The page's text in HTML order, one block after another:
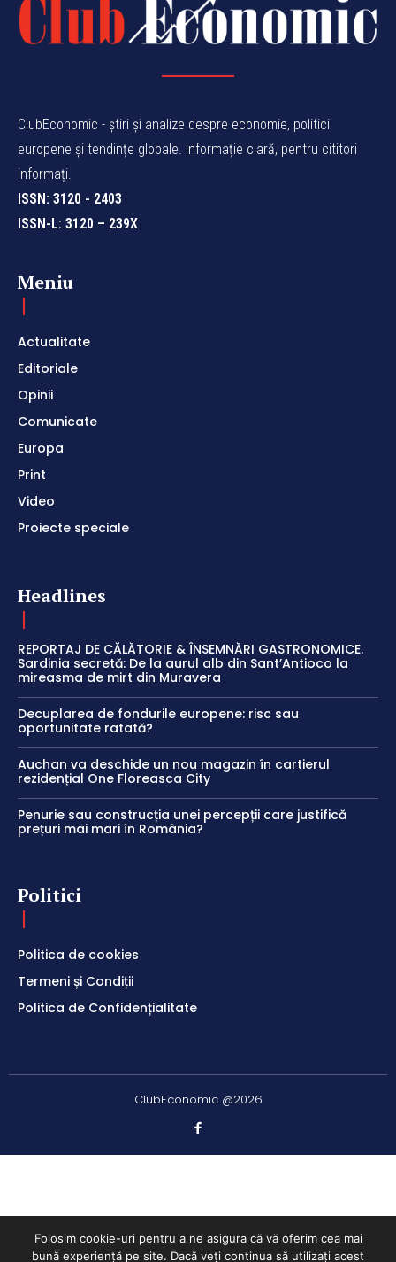
ClubEconomic - știri și analize despre economie, politici
europene și tendințe globale. Informație clară, pentru cititori
informați.
ISSN: 3120 - 2403
ISSN-L: 3120 – 239X
Meniu
Actualitate
Editoriale
Opinii
Comunicate
Europa
Print
Video
Proiecte speciale
Headlines
REPORTAJ DE CĂLĂTORIE & ÎNSEMNĂRI GASTRONOMICE.
Sardinia secretă: De la aurul alb din Sant’Antioco la
mireasma de mirt din Muravera
Decuplarea de fondurile europene: risc sau
oportunitate ratată?
Auchan va deschide un nou magazin în cartierul
rezidențial One Floreasca City
Penurie sau construcția unei percepții care justifică
prețuri mai mari în România?
Politici
Politica de cookies
Termeni și Condiții
Politica de Confidențialitate
ClubEconomic @2026
Folosim cookie-uri pentru a ne asigura că vă oferim cea mai
bună experiență pe site. Dacă veți continua să utilizați acest